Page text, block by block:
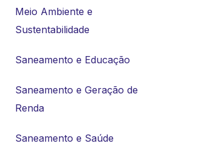
Meio Ambiente e
Sustentabilidade
Saneamento e Educação
Saneamento e Geração de
Renda
Saneamento e Saúde